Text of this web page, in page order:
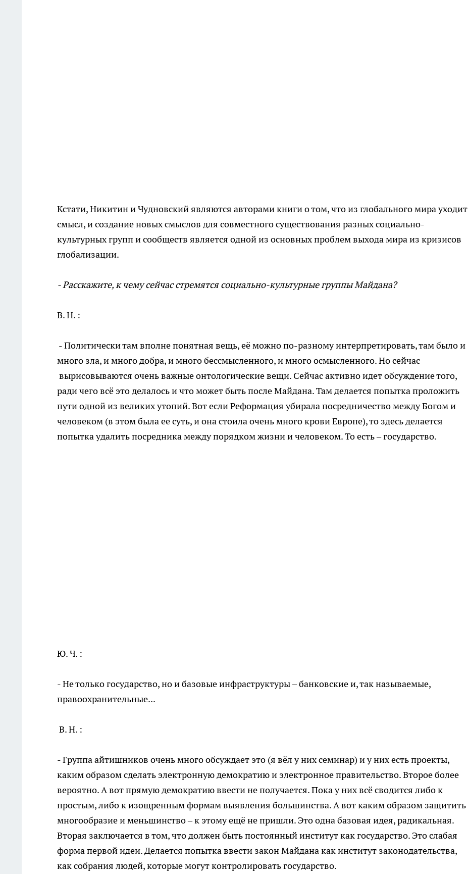
Кстати, Никитин и Чудновский являются авторами книги о том, что из глобального мира уходит
смысл, и создание новых смыслов для совместного существования разных социально-
культурных групп и сообществ является одной из основных проблем выхода мира из кризисов
глобализации.
- Расскажите, к чему сейчас стремятся социально-культурные группы Майдана?
В. Н. :
- Политически там вполне понятная вещь, её можно по-разному интерпретировать, там было и
много зла, и много добра, и много бессмысленного, и много осмысленного. Но сейчас
вырисовываются очень важные онтологические вещи. Сейчас активно идет обсуждение того,
ради чего всё это делалось и что может быть после Майдана. Там делается попытка проложить
пути одной из великих утопий. Вот если Реформация убирала посредничество между Богом и
человеком (в этом была ее суть, и она стоила очень много крови Европе), то здесь делается
попытка удалить посредника между порядком жизни и человеком. То есть – государство.
Ю. Ч. :
- Не только государство, но и базовые инфраструктуры – банковские и, так называемые,
правоохранительные...
В. Н. :
- Группа айтишников очень много обсуждает это (я вёл у них семинар) и у них есть проекты,
каким образом сделать электронную демократию и электронное правительство. Второе более
вероятно. А вот прямую демократию ввести не получается. Пока у них всё сводится либо к
простым, либо к изощренным формам выявления большинства. А вот каким образом защитить
многообразие и меньшинство – к этому ещё не пришли. Это одна базовая идея, радикальная.
Вторая заключается в том, что должен быть постоянный институт как государство. Это слабая
форма первой идеи. Делается попытка ввести закон Майдана как институт законодательства,
как собрания людей, которые могут контролировать государство.